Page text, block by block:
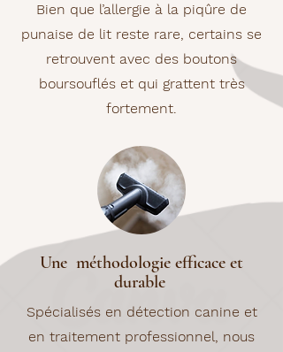
Bien que l’allergie à la piqûre de
punaise de lit reste rare, certains se
retrouvent avec des boutons
boursouflés et qui grattent très
fortement.
Une méthodologie efficace et
durable
Spécialisés en détection canine et
en traitement professionnel, nous